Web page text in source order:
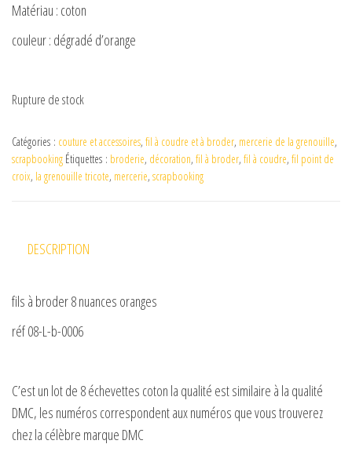
Matériau : coton
couleur : dégradé d’orange
Rupture de stock
Catégories : couture et accessoires, fil à coudre et à broder, mercerie de la grenouille,
scrapbooking Étiquettes : broderie, décoration, fil à broder, fil à coudre, fil point de
croix, la grenouille tricote, mercerie, scrapbooking
DESCRIPTION
fils à broder 8 nuances oranges
réf 08-L-b-0006
C’est un lot de 8 échevettes coton la qualité est similaire à la qualité
DMC, les numéros correspondent aux numéros que vous trouverez
chez la célèbre marque DMC